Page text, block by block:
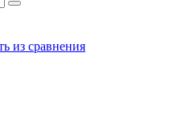
из сравнения